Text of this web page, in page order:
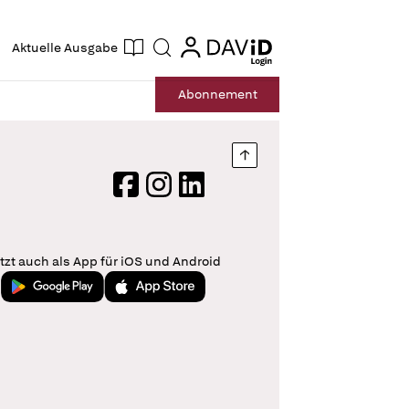
Aktuelle Ausgabe Suche login
login
Abonnement
Nach oben springen
FacebookInstagram
LinkedIn
auch als App für iOS und Android
Jetzt bei Google PlayLaden im App Store